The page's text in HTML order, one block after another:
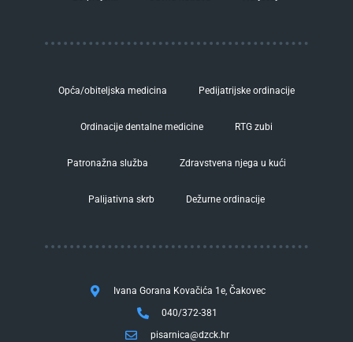
Opća/obiteljska medicina Pedijatrijske ordinacije
Ordinacije dentalne medicine RTG zubi
Patronažna služba Zdravstvena njega u kući
Palijativna skrb Dežurne ordinacije
Ivana Gorana Kovačića 1e, Čakovec
040/372-381
pisarnica@dzck.hr